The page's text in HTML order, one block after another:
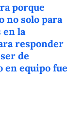
porque
no solo para
la
responder
de
en equipo fue